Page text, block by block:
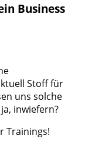
Business
Stoff für
uns solche
inwiefern?​
Trainings!